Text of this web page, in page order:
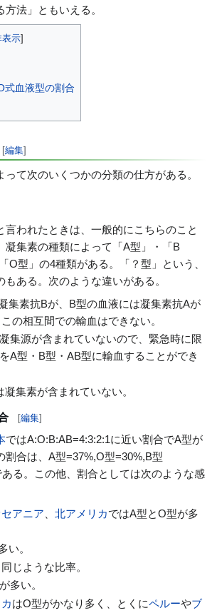
法」ともいえる。
式血液型の割合
[編集]
って次のいくつかの分類の仕方がある。
言われたときは、一般的にこちらのこと
凝集素の種類によって「A型」・「B
O型」の4種類がある。「？型」という、
もある。次のような違いがある。
集素抗Bが、B型の血液には凝集素抗Aが
の相互間での輸血はできない。
集源が含まれていないので、緊急時に限
A型・B型・AB型に輸血することができ
集素が含まれていない。
[編集]
ではA:O:B:AB=4:3:2:1に近い割合でA型が
割合は、A型=37%,O型=30%,B型
る。この他、割合としては次のような感
アニア 、北アメリカではA型とO型が多
い。
じような比率。
多い。
はO型がかなり多く、とくにペルーやブ